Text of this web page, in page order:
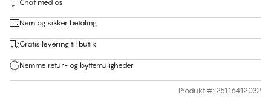
Chat med os
Nem og sikker betaling
Gratis levering til butik
Nemme retur- og byttemuligheder
Produkt #: 25116412032